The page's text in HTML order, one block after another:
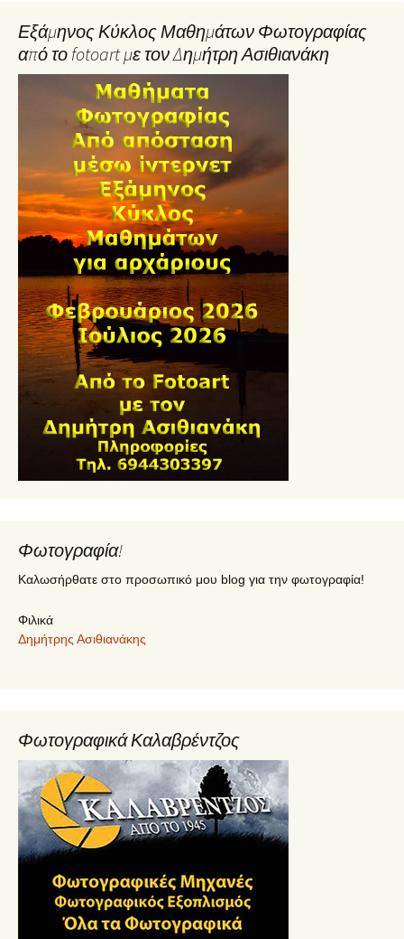
Εξάμηνος Κύκλος Μαθημάτων Φωτογραφίας
από το fotoart με τον Δημήτρη Ασιθιανάκη
Φωτογραφία!
Καλωσήρθατε στο προσωπικό μου blog για την φωτογραφία!
Φιλικά
Δημήτρης Ασιθιανάκης
Φωτογραφικά Καλαβρέντζος